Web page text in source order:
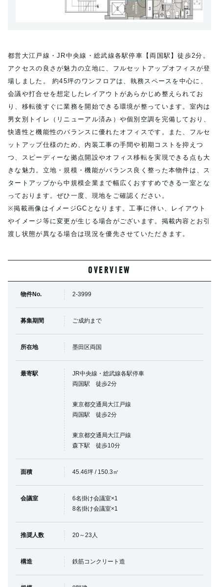
都営大江戸線・JR中央線・総武線各駅停車【両国駅】徒歩2分。
アクセスの良さが魅力の立地に、フルセットアップオフィスが登
場しました。 約45坪のワンフロアは、執務スペースを中心に、
会議や打合せを想定したレイアウトがあらかじめ整えられてお
り、移転後すぐに業務を開始できる環境が整っています。室内は
男女別トイレ（リニューアル済み）や個別空調を完備しており、
快適性と機能性のバランスに優れたオフィスです。また、フルセ
ットアップ仕様のため、内装工事の手間や初期コストを抑えつ
つ、スピーディーな拠点開設やオフィス移転を実現できる点も大
きな魅力。立地・規模・機能がバランス良く整った本物件は、ス
タートアップから中規模企業まで幅広くおすすめできる一室とな
っております。ぜひ一度、現地をご確認ください。
※掲載画像はイメージGCとなります。工事に伴い、レイアウト
やイメージ等に変更が生じる場合がございます。掲載内容とお引
渡し状態が異なる場合は現況を優先させていただきます。
OVERVIEW
物件No. 2-3999
募集期間 ご成約まで
所在地 墨田区両国
最寄駅
JR中央線・総武線各駅停車
両国駅 徒歩2分
東京都交通局大江戸線
両国駅 徒歩2分
東京都交通局大江戸線
森下駅 徒歩10分
面積 45.46坪 / 150.3㎡
会議室
6名掛け会議室×1
8名掛け会議室×1
推奨人数 20～23人
構造 鉄筋コンクリート造